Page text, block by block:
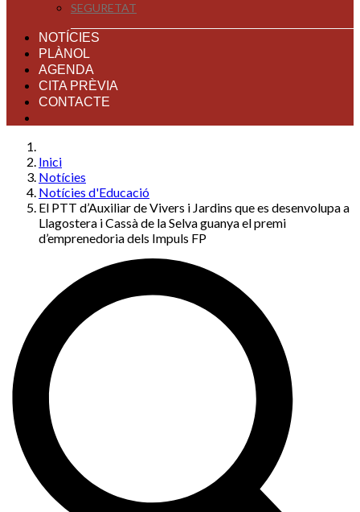
SEGURETAT
NOTÍCIES
PLÀNOL
AGENDA
CITA PRÈVIA
CONTACTE
Inici
Notícies
Notícies d'Educació
El PTT d’Auxiliar de Vivers i Jardins que es desenvolupa a
Llagostera i Cassà de la Selva guanya el premi
d’emprenedoria dels Impuls FP